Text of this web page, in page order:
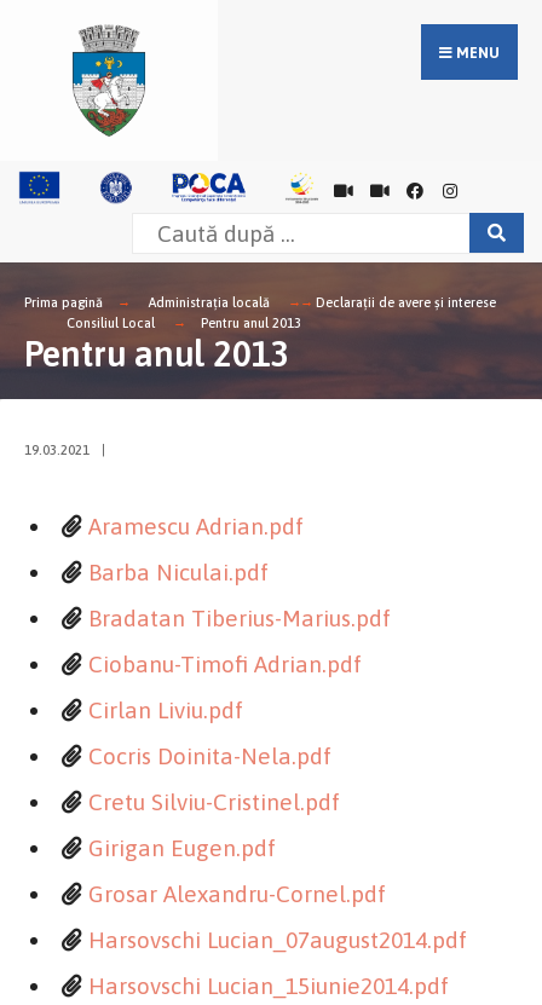
MENU
Prima pagină Administrația locală
Declarații de avere și interese
Consiliul Local
Pentru anul 2013
Pentru anul 2013
19.03.2021
Aramescu Adrian.pdf
Barba Niculai.pdf
Bradatan Tiberius-Marius.pdf
Ciobanu-Timofi Adrian.pdf
Cirlan Liviu.pdf
Cocris Doinita-Nela.pdf
Cretu Silviu-Cristinel.pdf
Girigan Eugen.pdf
Grosar Alexandru-Cornel.pdf
Harsovschi Lucian_07august2014.pdf
Harsovschi Lucian_15iunie2014.pdf